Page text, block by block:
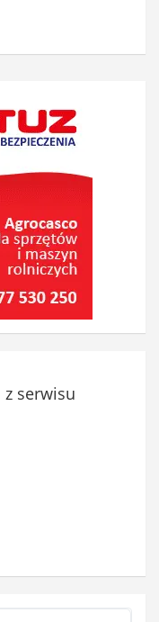
z serwisu